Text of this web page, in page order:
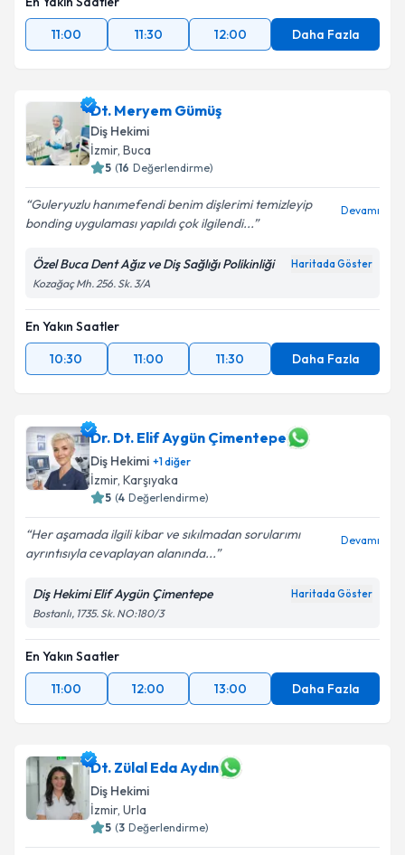
11:00
11:30 12:00 Daha Fazla
Dt. Meryem Gümüş
Diş Hekimi
İzmir, Buca
5 (16 Değerlendirme)
Guleryuzlu hanımefendi benim dişlerimi temizleyip
bonding uygulaması yapıldı çok ilgilendi...
Devamı
Özel Buca Dent Ağız ve Diş Sağlığı Polikinliği Haritada Göster
Kozağaç Mh. 256. Sk. 3/A
En Yakın Saatler
10:30
11:00 11:30 Daha Fazla
Dr. Dt. Elif Aygün Çimentepe
Diş Hekimi +1diğer
İzmir, Karşıyaka
5 (4 Değerlendirme)
Her aşamada ilgili kibar ve sıkılmadan sorularımı
ayrıntısıyla cevaplayan alanında...
Devamı
Diş Hekimi Elif Aygün Çimentepe Haritada Göster
Bostanlı, 1735. Sk. NO:180/3
En Yakın Saatler
11:00
12:00 13:00 Daha Fazla
Dt. Zülal Eda Aydın
Diş Hekimi
İzmir, Urla
5 (3 Değerlendirme)